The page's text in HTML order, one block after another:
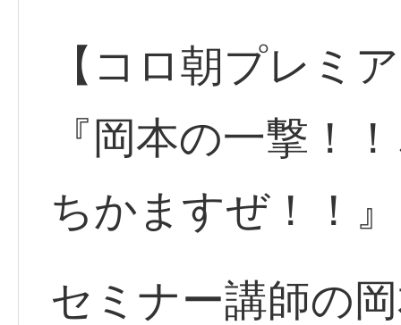
【コロ朝プレミ
『岡本の一撃！
ちかますぜ！！
セミナー講師の